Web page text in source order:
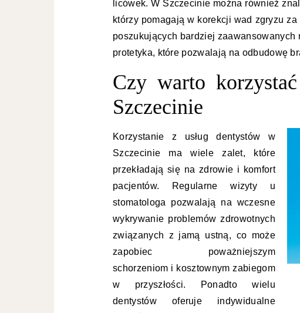
licówek. W Szczecinie można również
którzy pomagają w korekcji wad zgryzu
poszukujących bardziej
protetyka, które pozwalają na odbudowę
Czy warto
Szczecinie
Korzystanie z usług dentystów w
Szczecinie ma wiele zalet, które
przekładają się na zdrowie i komfort
pacjentów. Regularne wizyty u
stomatologa pozwalają na wczesne
wykrywanie problemów zdrowotnych
związanych z jamą ustną, co może
zapobiec poważniejszym
schorzeniom i kosztownym zabiegom
w przyszłości. Ponadto wielu
dentystów oferuje indywidualne